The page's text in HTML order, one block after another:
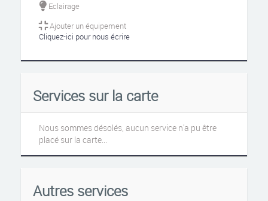
Eclairage
Ajouter un équipement
Cliquez-ici pour nous écrire
Services sur la carte
Nous sommes désolés, aucun service n'a pu être
placé sur la carte...
Autres services